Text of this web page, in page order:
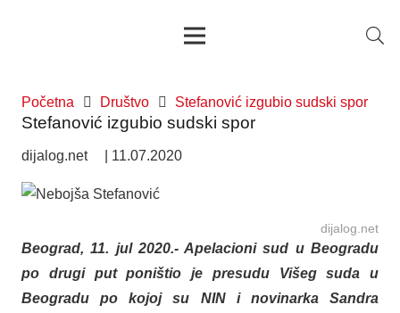
Početna Društvo Stefanović izgubio sudski spor
Stefanović izgubio sudski spor
dijalog.net 11.07.2020
dijalog.net
Beograd, 11. jul 2020.- Apelacioni sud u Beogradu
po drugi put poništio je presudu Višeg suda u
Beogradu po kojoj su NIN i novinarka Sandra